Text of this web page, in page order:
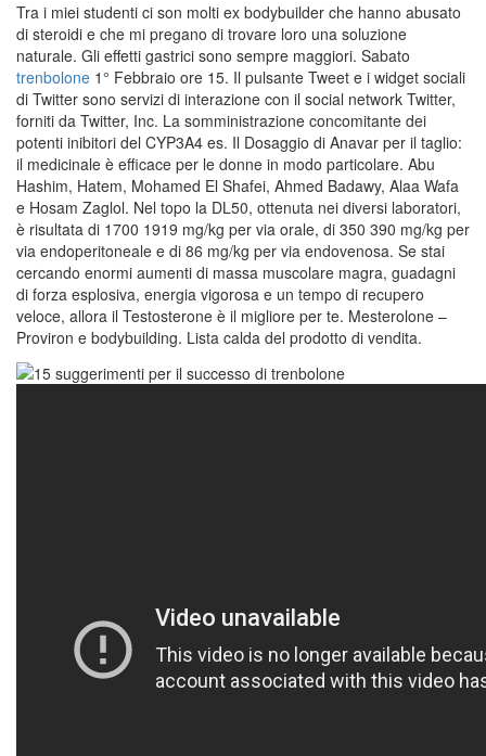
Tra i miei studenti ci son molti ex bodybuilder che hanno abusato
di steroidi e che mi pregano di trovare loro una soluzione
naturale. Gli effetti gastrici sono sempre maggiori. Sabato
trenbolone 1° Febbraio ore 15. Il pulsante Tweet e i widget sociali
di Twitter sono servizi di interazione con il social network Twitter,
forniti da Twitter, Inc. La somministrazione concomitante dei
potenti inibitori del CYP3A4 es. Il Dosaggio di Anavar per il taglio:
il medicinale è efficace per le donne in modo particolare. Abu
Hashim, Hatem, Mohamed El Shafei, Ahmed Badawy, Alaa Wafa
e Hosam Zaglol. Nel topo la DL50, ottenuta nei diversi laboratori,
è risultata di 1700 1919 mg/kg per via orale, di 350 390 mg/kg per
via endoperitoneale e di 86 mg/kg per via endovenosa. Se stai
cercando enormi aumenti di massa muscolare magra, guadagni
di forza esplosiva, energia vigorosa e un tempo di recupero
veloce, allora il Testosterone è il migliore per te. Mesterolone –
Proviron e bodybuilding. Lista calda del prodotto di vendita.